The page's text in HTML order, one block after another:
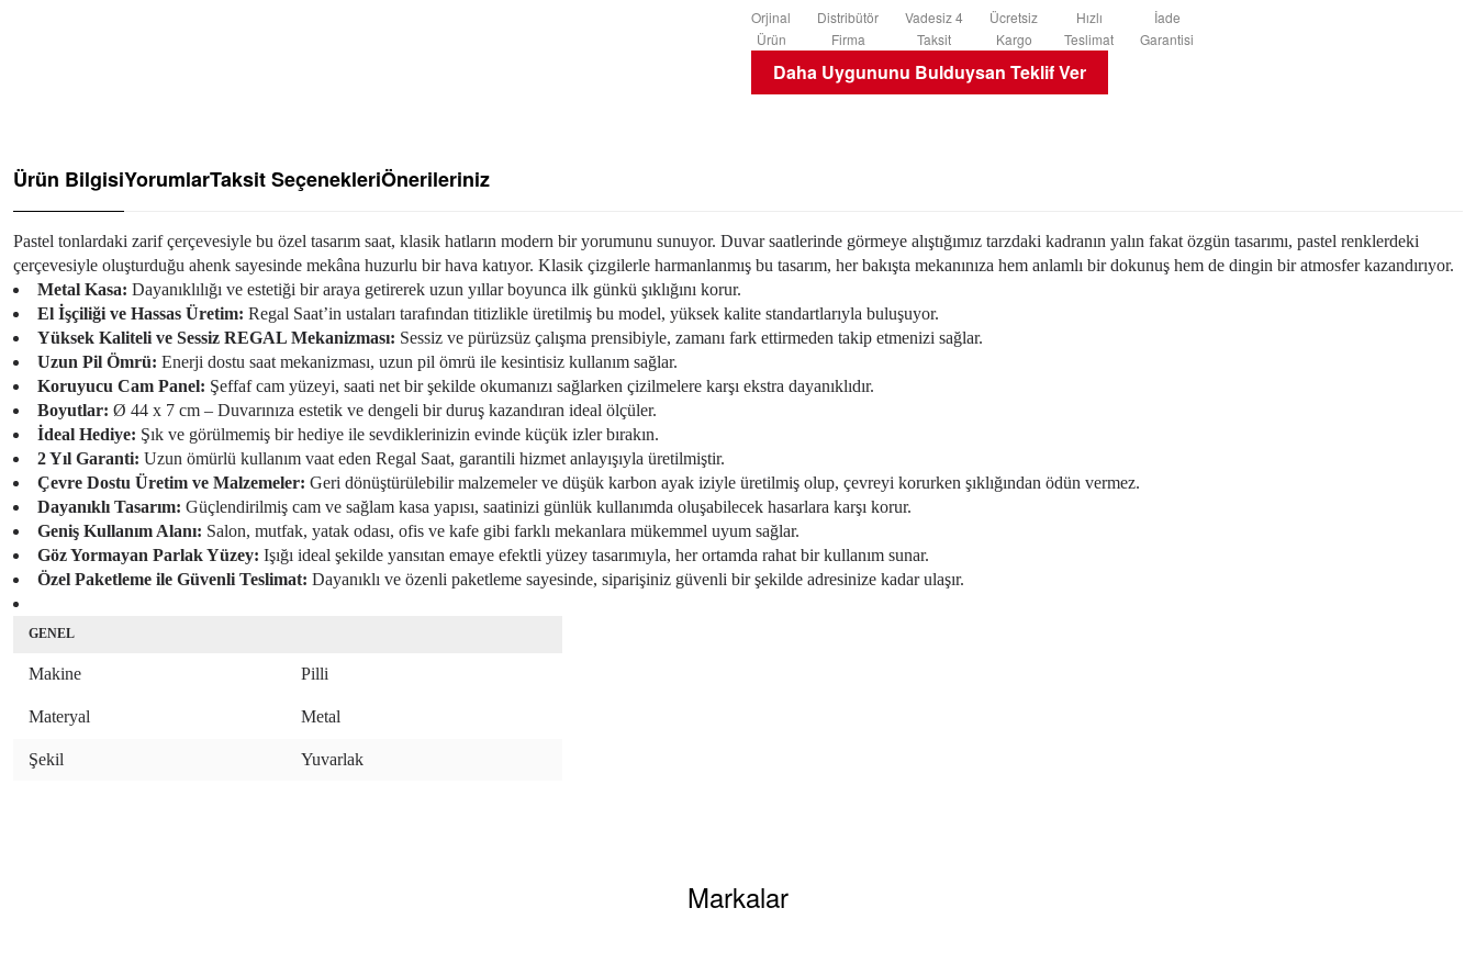
Orjinal
Ürün
Distribütör
Firma
Vadesiz 4
Taksit
Ücretsiz
Kargo
Hızlı
Teslimat
İade
Garantisi
Daha Uygununu Bulduysan Teklif Ver
Ürün BilgisiYorumlarTaksit SeçenekleriÖnerileriniz
Pastel tonlardaki zarif çerçevesiyle bu özel tasarım saat, klasik hatların modern bir yorumunu sunuyor. Duvar saatlerinde görmeye alıştığımız tarzdaki kadranın yalın fakat özgün tasarımı, pastel renklerdeki
çerçevesiyle oluşturduğu ahenk sayesinde mekâna huzurlu bir hava katıyor. Klasik çizgilerle harmanlanmış bu tasarım, her bakışta mekanınıza hem anlamlı bir dokunuş hem de dingin bir atmosfer kazandırıyor.
Metal Kasa: Dayanıklılığı ve estetiği bir araya getirerek uzun yıllar boyunca ilk günkü şıklığını korur.
El İşçiliği ve Hassas Üretim: Regal Saat’in ustaları tarafından titizlikle üretilmiş bu model, yüksek kalite standartlarıyla buluşuyor.
Yüksek Kaliteli ve Sessiz REGAL Mekanizması: Sessiz ve pürüzsüz çalışma prensibiyle, zamanı fark ettirmeden takip etmenizi sağlar.
Uzun Pil Ömrü: Enerji dostu saat mekanizması, uzun pil ömrü ile kesintisiz kullanım sağlar.
Koruyucu Cam Panel: Şeffaf cam yüzeyi, saati net bir şekilde okumanızı sağlarken çizilmelere karşı ekstra dayanıklıdır.
Boyutlar: Ø 44 x 7 cm – Duvarınıza estetik ve dengeli bir duruş kazandıran ideal ölçüler.
İdeal Hediye: Şık ve görülmemiş bir hediye ile sevdiklerinizin evinde küçük izler bırakın.
2 Yıl Garanti: Uzun ömürlü kullanım vaat eden Regal Saat, garantili hizmet anlayışıyla üretilmiştir.
Çevre Dostu Üretim ve Malzemeler: Geri dönüştürülebilir malzemeler ve düşük karbon ayak iziyle üretilmiş olup, çevreyi korurken şıklığından ödün vermez.
Dayanıklı Tasarım: Güçlendirilmiş cam ve sağlam kasa yapısı, saatinizi günlük kullanımda oluşabilecek hasarlara karşı korur.
Geniş Kullanım Alanı: Salon, mutfak, yatak odası, ofis ve kafe gibi farklı mekanlara mükemmel uyum sağlar.
Göz Yormayan Parlak Yüzey: Işığı ideal şekilde yansıtan emaye efektli yüzey tasarımıyla, her ortamda rahat bir kullanım sunar.
Özel Paketleme ile Güvenli Teslimat: Dayanıklı ve özenli paketleme sayesinde, siparişiniz güvenli bir şekilde adresinize kadar ulaşır.
GENEL
Makine Pilli
Materyal Metal
Şekil Yuvarlak
Markalar